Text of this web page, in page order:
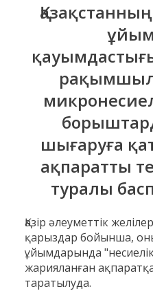
шығаруға
ақпаратты
туралы
Қазір әлеуметтік
қарыздар бойынша,
ұйымдарында
жарияланған
таратылуда.